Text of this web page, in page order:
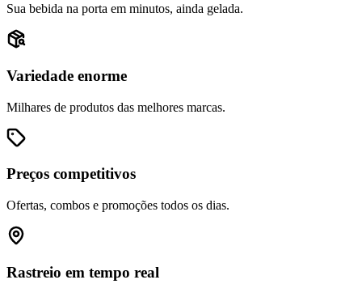
Sua bebida na porta em minutos, ainda gelada.
Variedade enorme
Milhares de produtos das melhores marcas.
Preços competitivos
Ofertas, combos e promoções todos os dias.
Rastreio em tempo real